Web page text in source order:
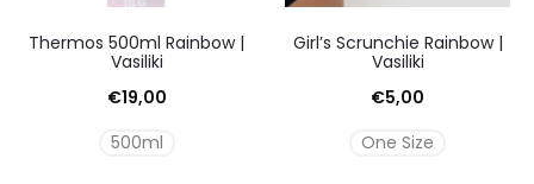
Thermos 500ml Rainbow |
Vasiliki
€19,00
500ml
Girl’s Scrunchie Rainbow |
Vasiliki
€5,00
One Size